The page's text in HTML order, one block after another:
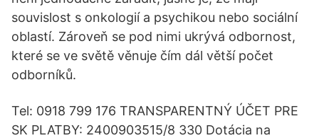
souvislost s onkologií a psychikou nebo sociální
oblastí. Zároveň se pod nimi ukrývá odbornost,
které se ve světě věnuje čím dál větší počet
odborníků.
Tel: 0918 799 176 TRANSPARENTNÝ ÚČET PRE
SK PLATBY: 2400903515/8 330 Dotácia na